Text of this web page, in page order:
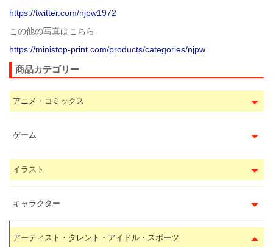
https://twitter.com/njpw1972
この他の写真はこちら
https://ministop-print.com/products/categories/njpw
商品カテゴリー
アニメ・コミックス
ゲーム
イラスト
キャラクター
アーティスト・タレント・アイドル・スポーツ